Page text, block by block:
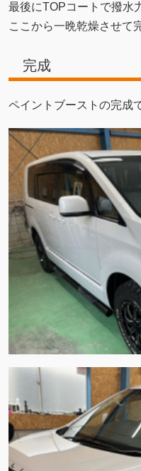
最後にTOPコートで撥水
ここから一晩乾燥させて
完成
ペイントブーストの完成